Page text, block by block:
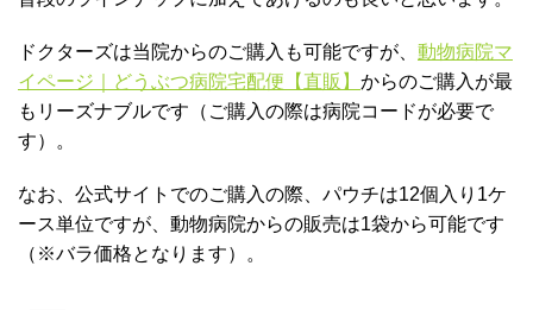
ドクターズは当院からのご購入も可能ですが、 動物病院マ
イページ｜どうぶつ病院宅配便【直販】 からのご購入が最
もリーズナブルです（ご購入の際は病院コードが必要で
す）。
なお、公式サイトでのご購入の際、パウチは12個入り1ケ
ース単位ですが、動物病院からの販売は1袋から可能です
（※バラ価格となります）。